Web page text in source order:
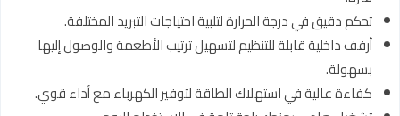
تحكم دقيق في درجة الحرارة لتلبية احتياجات التبريد المختلفة.
أرفف داخلية قابلة للتنظيم لتسهيل ترتيب الأطعمة والوصول إليها
بسهولة.
كفاءة عالية في استهلاك الطاقة لتوفير الكهرباء مع أداء قوي.